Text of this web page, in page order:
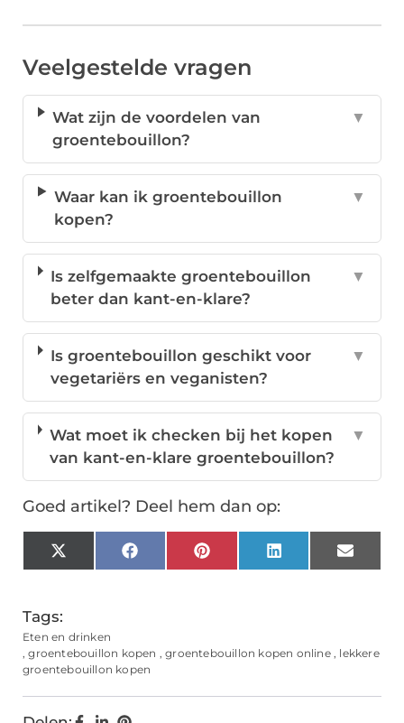
Veelgestelde vragen
Wat zijn de voordelen van
groentebouillon?
▼
Waar kan ik groentebouillon
kopen?
▼
Is zelfgemaakte groentebouillon
beter dan kant-en-klare?
▼
Is groentebouillon geschikt voor
vegetariërs en veganisten?
▼
Wat moet ik checken bij het kopen
van kant-en-klare groentebouillon?
▼
Goed artikel? Deel hem dan op:
X
(Twitter)
FacebookPinterestLinkedInEmail
Tags:
Eten en drinken
,groentebouillon kopen ,groentebouillon kopen online, lekkere
groentebouillon kopen